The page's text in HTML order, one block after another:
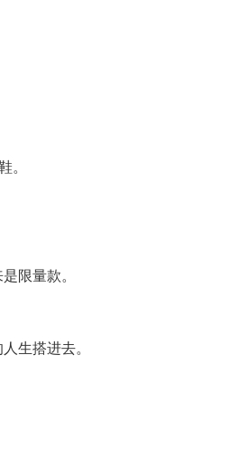
。
限量款。
生搭进去。